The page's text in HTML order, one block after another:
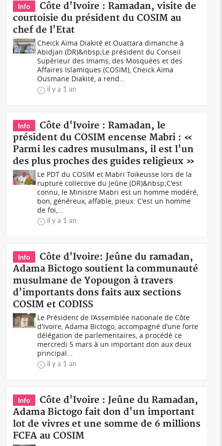
Info
Côte d'Ivoire : Ramadan, visite de
courtoisie du président du COSIM au
chef de l'Etat
Cheick Aïma Diakité et Ouattara dimanche à
Abidjan (DR)&nbsp;Le président du Conseil
Supérieur des Imams, des Mosquées et des
Affaires Islamiques (COSIM), Cheick Aïma
Ousmane Diakité, a rend...
il y a 1 an
Info
Côte d'Ivoire : Ramadan, le
président du COSIM encense Mabri : «
Parmi les cadres musulmans, il est l'un
des plus proches des guides religieux »
Le PDT du COSIM et Mabri Toikeusse lors de la
rupture collective du Jeûne (DR)&nbsp;C'est
connu, le Ministre Mabri est un homme modéré,
bon, généreux, affable, pieux. C'est un homme
de foi,...
il y a 1 an
Info
Côte d'Ivoire: Jeûne du ramadan,
Adama Bictogo soutient la communauté
musulmane de Yopougon à travers
d'importants dons faits aux sections
COSIM et CODISS
Le Président de l’Assemblée nationale de Côte
d'Ivoire, Adama Bictogo, accompagné d’une forte
délégation de parlementaires, a procédé ce
mercredi 5 mars à un important don aux deux
principal...
il y a 1 an
Info
Côte d'Ivoire : Jeûne du Ramadan,
Adama Bictogo fait don d'un important
lot de vivres et une somme de 6 millions
FCFA au COSIM